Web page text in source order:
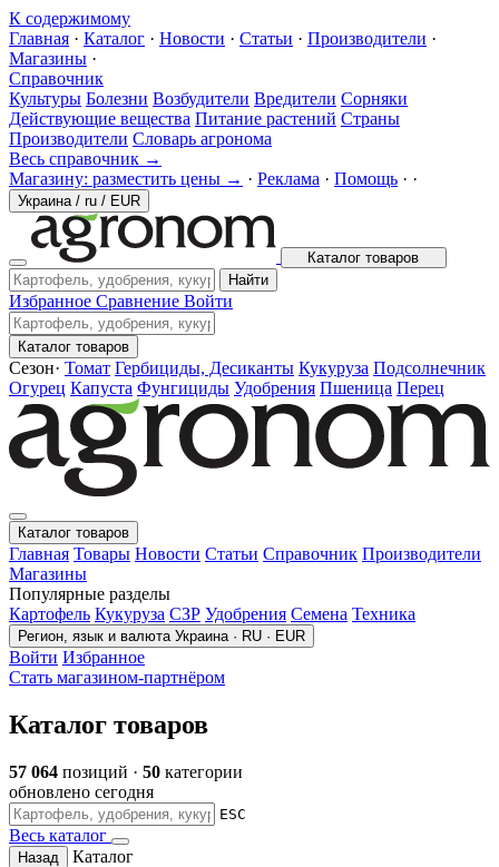
К содержимому
Главная · Каталог · Новости · Статьи · Производители ·
Магазины ·
Справочник
Культуры Болезни Возбудители Вредители Сорняки
Действующие вещества Питание растений Страны
Производители Словарь агронома
Весь справочник →
Магазину: разместить цены → · Реклама · Помощь · ·
Украина / ru / EUR
Каталог товаров
Найти
Избранное Сравнение Войти
Каталог товаров
Сезон· Томат Гербициды, Десиканты Кукуруза Подсолнечник
Огурец Капуста Фунгициды Удобрения Пшеница Перец
Каталог товаров
Главная Товары Новости Статьи Справочник Производители
Магазины
Популярные разделы
Картофель Кукуруза СЗР Удобрения Семена Техника
Регион, язык и валюта Украина · RU · EUR
Войти Избранное
Стать магазином-партнёром
Каталог товаров
57 064 позиций · 50 категории
обновлено сегодня
ESC
Весь каталог
Назад
Каталог